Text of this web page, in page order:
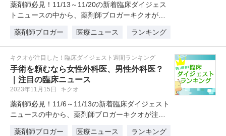
薬剤師必見！11/13～11/20の新着臨床ダイジェス
トニュースの中から、薬剤師ブロガーキクオが注
薬剤師ブロガー
医療ニュース ランキング
キクオが注目した！臨床ダイジェスト週間ランキング
手術を頼むなら女性外科医、男性外科医？
｜注目の臨床ニュース
2023年11月15日 キクオ
薬剤師必見！11/6～11/13の新着臨床ダイジェスト
ニュースの中から、薬剤師ブロガーキクオが注目
薬剤師ブロガー
医療ニュース ランキング